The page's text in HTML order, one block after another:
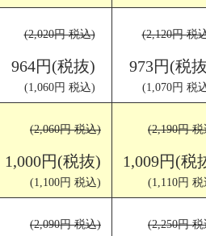
(2,020円 税込)
964円(税抜)
(1,060円 税込)
(2,120円 税
973円(税
(1,070円 税
(2,060円 税込)
1,000円(税抜)
(1,100円 税込)
(2,190円
1,009円(税
(1,110円
(2,090円 税込) (2,250円